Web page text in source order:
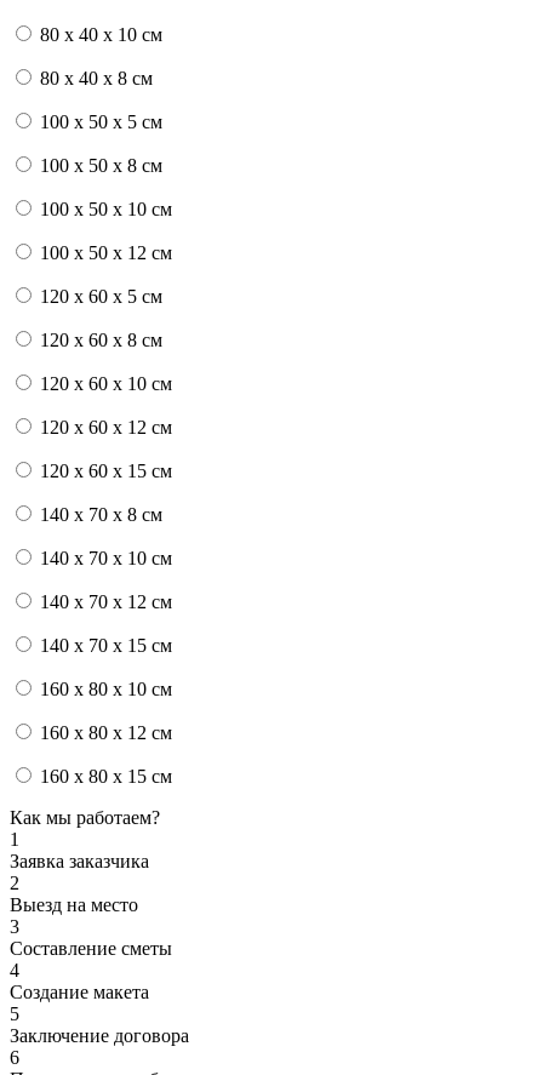
80 x 40 x 10 см
80 x 40 x 8 см
100 x 50 x 5 см
100 х 50 х 8 см
100 x 50 x 10 см
100 x 50 x 12 см
120 x 60 x 5 см
120 x 60 x 8 см
120 x 60 x 10 см
120 x 60 x 12 см
120 x 60 x 15 см
140 x 70 x 8 см
140 x 70 x 10 см
140 x 70 x 12 см
140 x 70 x 15 см
160 x 80 x 10 см
160 x 80 x 12 см
160 x 80 x 15 см
Как мы работаем?
1
Заявка заказчика
2
Выезд на место
3
Составление сметы
4
Создание макета
5
Заключение договора
6